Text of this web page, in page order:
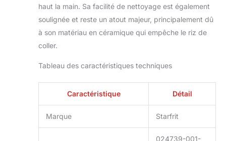
haut la main. Sa facilité de nettoyage est également
soulignée et reste un atout majeur, principalement dû
à son matériau en céramique qui empêche le riz de
coller.
Tableau des caractéristiques techniques
Caractéristique Détail
Marque Starfrit
024739-001-